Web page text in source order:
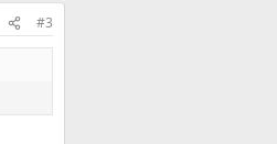
#3